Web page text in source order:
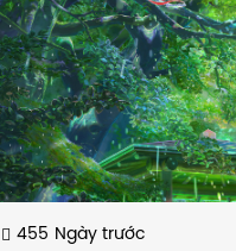
455 Ngày trước